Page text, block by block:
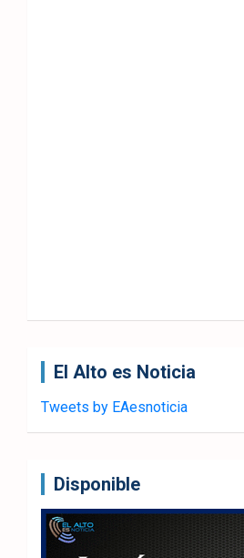
El Alto es Noticia
Tweets by EAesnoticia
Disponible